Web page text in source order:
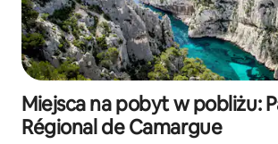
Miejsca na pobyt w pobliżu:
Régional de Camargue